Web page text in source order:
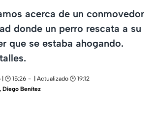
acerca de un conmovedor
donde un perro rescata a su
que se estaba ahogando.
🕑 15:26
| Actualizado 🕑 19:12
, Diego Benítez